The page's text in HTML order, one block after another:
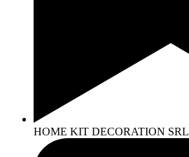
HOME KIT DECORATION SRL